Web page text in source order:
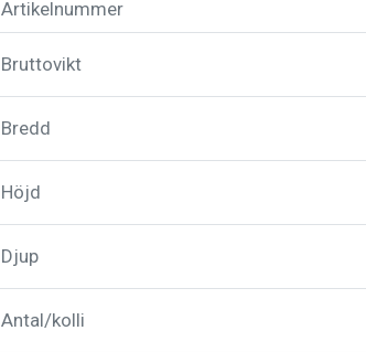
Artikelnummer
Bruttovikt
Bredd
Höjd
Djup
Antal/kolli